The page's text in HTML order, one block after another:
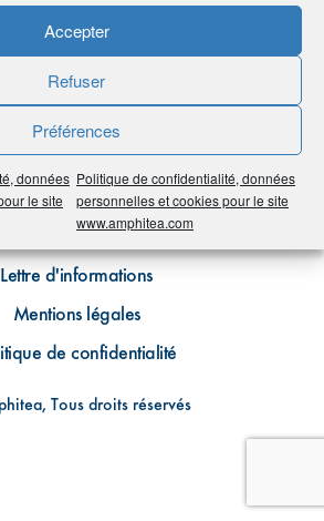
Accepter
Refuser
Préférences
données
le site
Politique de confidentialité, données
personnelles et cookies pour le site
www.amphitea.com
Plan du site
Contact
Lettre d'informations
Mentions légales
de confidentialité
Tous droits réservés